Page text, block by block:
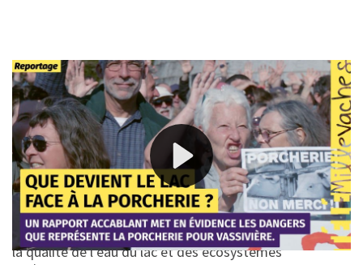
Pour afficher les sous-titres, lancer la lecture et cliquer sur l'icône
[CC].
Des habitants du plateau de Millevaches se mobilisent
contre un projet d’élevage porcin industriel au Villard
sur la commune de Royère-de-Vassivière, à quelques
kilomètres du lac de Vassivière. Le collectif citoyen
« Non à la porcherie du lac » a mené plusieurs actions
afin d’alerter la population et de dénoncer les impacts
environnementaux potentiels du projet, notamment sur
la qualité de l’eau du lac et des écosystèmes